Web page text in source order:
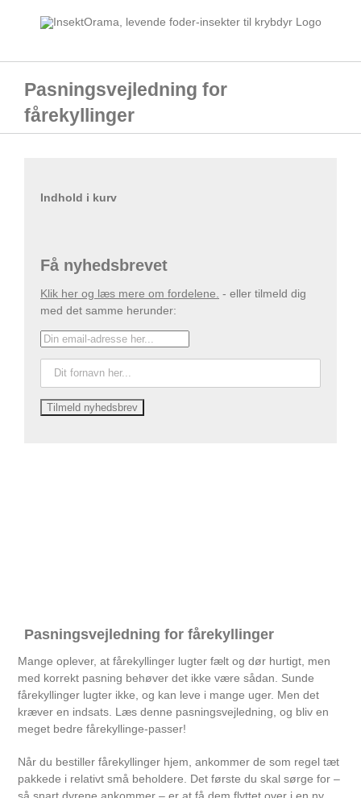
Pasningsvejledning for
fårekyllinger
Pasningsvejledning for fårekyllinger
Mange oplever, at fårekyllinger lugter fælt og dør hurtigt, men
med korrekt pasning behøver det ikke være sådan. Sunde
fårekyllinger lugter ikke, og kan leve i mange uger. Men det
kræver en indsats. Læs denne pasningsvejledning, og bliv en
meget bedre fårekyllinge-passer!
Når du bestiller fårekyllinger hjem, ankommer de som regel tæt
pakkede i relativt små beholdere. Det første du skal sørge for –
Indhold i kurv
Få nyhedsbrevet
Klik her og læs mere om fordelene. - eller tilmeld dig
med det samme herunder: